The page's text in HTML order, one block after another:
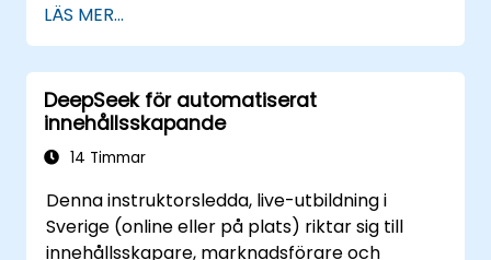
Utveckla AI-drivna lösningar för social
inverkan och hållbara utvecklingsmål
(SDG).
Säkra ansvarsfulla AI-praxis i
hållbarhetsapplikationer.
LÄS MER...
DeepSeek för automatiserat
innehållsskapande
14 Timmar
Denna instruktorsledda, live-utbildning i
Sverige (online eller på plats) riktar sig till
innehållsskapare, marknadsförare och